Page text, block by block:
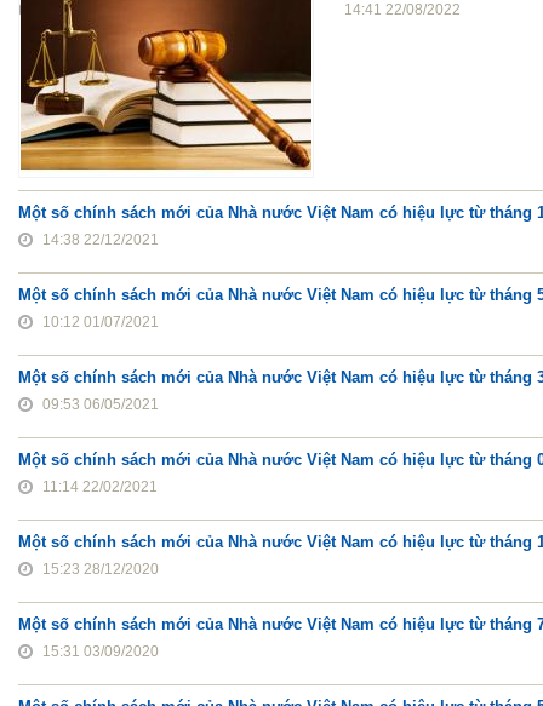
14:41 22/08/2022
Một số chính sách mới của Nhà nước Việt Nam có hiệu lực từ tháng
14:38 22/12/2021
Một số chính sách mới của Nhà nước Việt Nam có hiệu lực từ tháng
10:12 01/07/2021
Một số chính sách mới của Nhà nước Việt Nam có hiệu lực từ tháng
09:53 06/05/2021
Một số chính sách mới của Nhà nước Việt Nam có hiệu lực từ tháng
11:14 22/02/2021
Một số chính sách mới của Nhà nước Việt Nam có hiệu lực từ tháng
15:23 28/12/2020
Một số chính sách mới của Nhà nước Việt Nam có hiệu lực từ tháng
15:31 03/09/2020